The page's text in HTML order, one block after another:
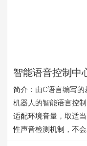
简介：由C语言编写
机器人的智能语言控
适配环境音量，取适
性声音检测机制，不